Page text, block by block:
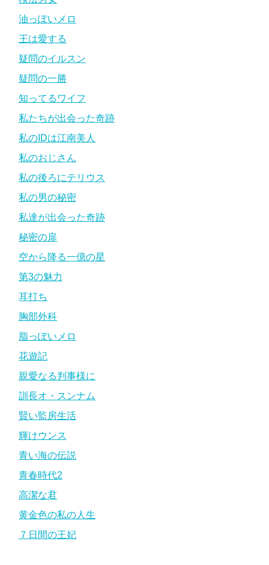
油っぽいメロ
王は愛する
疑問のイルスン
疑問の一勝
知ってるワイフ
私たちが出会った奇跡
私のIDは江南美人
私のおじさん
私の後ろにテリウス
私の男の秘密
私達が出会った奇跡
秘密の扉
空から降る一億の星
第3の魅力
耳打ち
胸部外科
脂っぽいメロ
花遊記
親愛なる判事様に
訓長オ・スンナム
賢い監房生活
輝けウンス
青い海の伝説
青春時代2
高潔な君
黄金色の私の人生
７日間の王妃